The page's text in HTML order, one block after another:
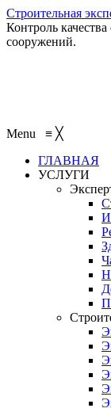
Строительная
Контроль
сооружений.
Menu ≡ ╳
ГЛАВНАЯ
УСЛУГИ